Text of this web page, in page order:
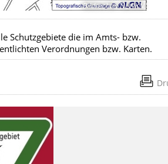
Bildrechte:NLWKN
Schutzgebiete die im Amts- bzw.
Verordnungen bzw. Karten.